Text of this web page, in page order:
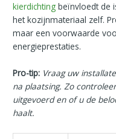
kierdichting beïnvloedt de
het kozijnmateriaal zelf.
maar een voorwaarde
energieprestaties.
Pro-tip: Vraag uw
na plaatsing. Zo
uitgevoerd en of u de
haalt.